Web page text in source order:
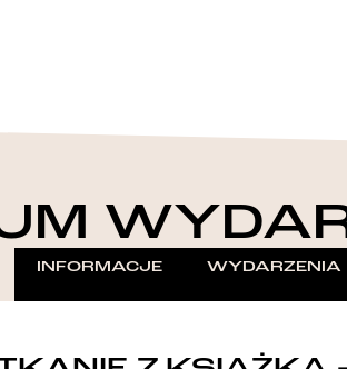
INFORMACJE WYDARZENIA